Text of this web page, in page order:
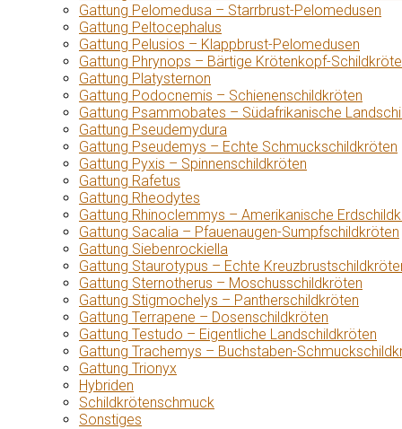
Gattung Pelomedusa – Starrbrust-Pelomedusen
Gattung Peltocephalus
Gattung Pelusios – Klappbrust-Pelomedusen
Gattung Phrynops – Bärtige Krötenkopf-
Gattung Platysternon
Gattung Podocnemis – Schienenschildkröten
Gattung Psammobates – Südafrikanische
Gattung Pseudemydura
Gattung Pseudemys – Echte Schmuckschildkröten
Gattung Pyxis – Spinnenschildkröten
Gattung Rafetus
Gattung Rheodytes
Gattung Rhinoclemmys – Amerikanische
Gattung Sacalia – Pfauenaugen-Sumpfschildkröten
Gattung Siebenrockiella
Gattung Staurotypus – Echte
Gattung Sternotherus – Moschusschildkröten
Gattung Stigmochelys – Pantherschildkröten
Gattung Terrapene – Dosenschildkröten
Gattung Testudo – Eigentliche Landschildkröten
Gattung Trachemys – Buchstaben-
Gattung Trionyx
Hybriden
Schildkrötenschmuck
Sonstiges